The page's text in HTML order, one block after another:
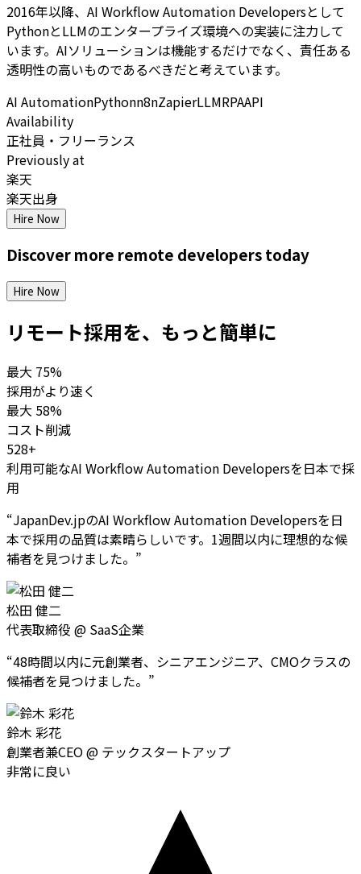
2016年以降、AI Workflow Automation Developersとして
PythonとLLMのエンタープライズ環境への実装に注力して
います。AIソリューションは機能するだけでなく、責任ある
透明性の高いものであるべきだと考えています。
AI AutomationPythonn8nZapierLLMRPAAPI
Availability
正社員・フリーランス
Previously at
楽天
楽天出身
Hire Now
Discover more remote developerstoday
Hire Now
リモート採用を、もっと簡単に
最大 75%
採用がより速く
最大 58%
コスト削減
528+
利用可能なAI Workflow Automation Developersを日本で採
用
“JapanDev.jpのAI Workflow Automation Developersを日
本で採用の品質は素晴らしいです。1週間以内に理想的な候
補者を見つけました。 ”
松田 健二
代表取締役 @ SaaS企業
“48時間以内に元創業者、シニアエンジニア、CMOクラスの
候補者を見つけました。 ”
鈴木 彩花
創業者兼CEO@ テックスタートアップ
非常に良い